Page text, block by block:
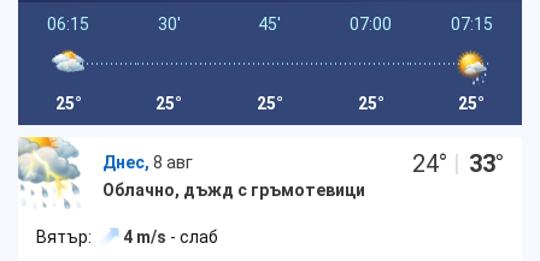
06:15
25°
30'
25°
45'
25°
07:00
25°
07:15
25°
Днес, 8 авг
Облачно, дъжд с гръмотевици
24° | 33°
Вятър: 4 m/s - слаб